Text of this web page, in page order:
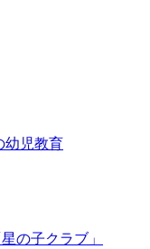
幼児教育
の子クラブ」